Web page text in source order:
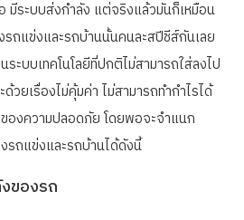
มีระบบส่งกำลัง แต่จริงแล้วมันก็เหมือน
รถแข่งและรถบ้านนั้นคนละสปีชีส์กันเลย
ะบบเทคโนโลยีที่ปกติไม่สามารถใส่ลงไป
วยเรื่องไม่คุ้มค่า ไม่สามารถทำกำไรได้
ของความปลอดภัย โดยพอจะจำแนก
รถแข่งและรถบ้านได้ดังนี้
ของรถ